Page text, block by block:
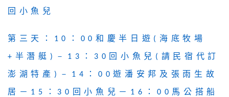
回小魚兒
第三天： 10 ： 00和慶半日遊 ( 海底牧場
+ 半潛艇 )－ 13 ： 30 回小魚兒 ( 請民宿代訂
澎湖特產 )－ 14 ：00遊潘安邦及張雨生故
居－ 15 ： 30 回小魚兒－ 16 ：00 馬公搭船